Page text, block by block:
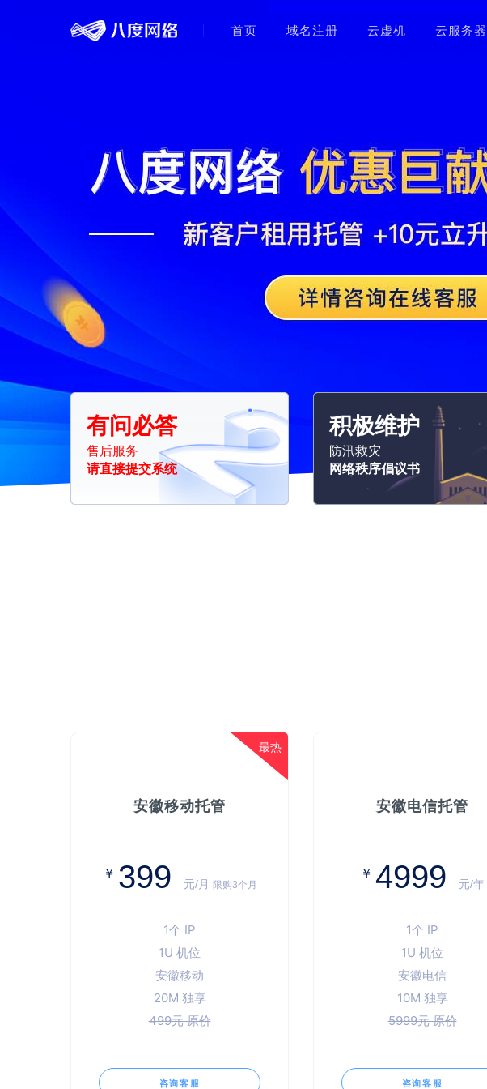
首页 域名注册 云虚机 云服务器
有问必答
售后服务
请直接提交系统
积极维护
防汛救灾
网络秩序倡议书
最热
安徽移动托管
￥ 399 元/月 限购3个月
1个 IP
1U 机位
安徽移动
20M 独享
499元 原价
咨询客服
安徽电信托管
￥ 4999 元/年
1个 IP
1U 机位
安徽电信
10M 独享
5999元 原价
咨询客服